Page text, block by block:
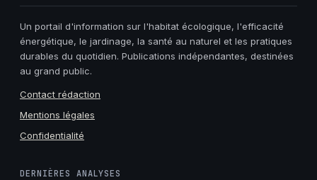
Un portail d'information sur l'habitat écologique, l'efficacité
énergétique, le jardinage, la santé au naturel et les pratiques
durables du quotidien. Publications indépendantes, destinées
au grand public.
Contact rédaction
Mentions légales
Confidentialité
DERNIÈRES ANALYSES